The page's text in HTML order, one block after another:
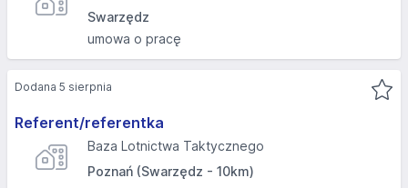
Swarzędz
umowa o pracę
Referent/referentka
Baza Lotnictwa Taktycznego
Poznań (Swarzędz - 10km)
Dodana 5 sierpnia